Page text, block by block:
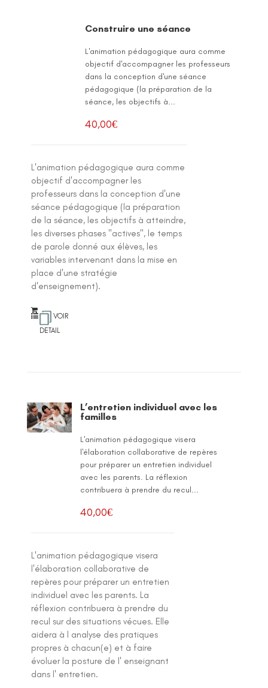
Construire une séance
L'animation pédagogique aura comme
objectif d'accompagner les professeurs
dans la conception d'une séance
pédagogique (la préparation de la
séance, les objectifs à...
40,00€
L'animation pédagogique aura comme
objectif d'accompagner les
professeurs dans la conception d'une
séance pédagogique (la préparation
de la séance, les objectifs à atteindre,
les diverses phases "actives", le temps
de parole donné aux élèves, les
variables intervenant dans la mise en
place d'une stratégie
d'enseignement).
VOIR
DETAIL
L’entretien individuel avec les
familles
L'animation pédagogique visera
l'élaboration collaborative de repères
pour préparer un entretien individuel
avec les parents. La réflexion
contribuera à prendre du recul...
40,00€
L'animation pédagogique visera
l'élaboration collaborative de
repères pour préparer un entretien
individuel avec les parents. La
réflexion contribuera à prendre du
recul sur des situations vécues. Elle
aidera à l analyse des pratiques
propres à chacun(e) et à faire
évoluer la posture de l' enseignant
dans l' entretien.